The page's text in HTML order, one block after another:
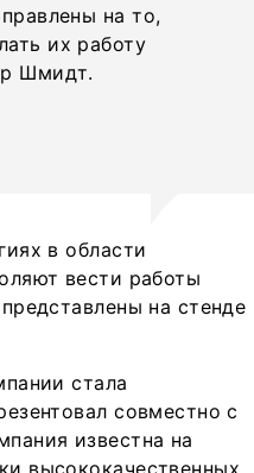
на то,
их работу
Шмидт.
в области
вести работы
на стенде
стала
совместно с
известна на
высококачественных